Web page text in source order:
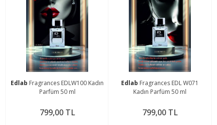
Edlab Fragrances EDLW100 Kadın
Parfüm 50 ml
799,00 TL
Edlab Fragrances EDL W071
Kadın Parfüm 50 ml
799,00 TL